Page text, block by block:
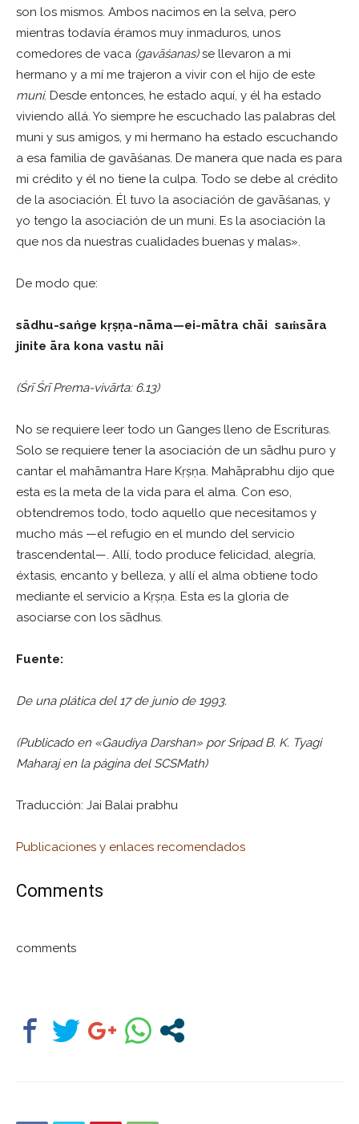
son los mismos. Ambos nacimos en la selva, pero
mientras todavía éramos muy inmaduros, unos
comedores de vaca (gavāśanas)se llevaron a mi
hermano y a mí me trajeron a vivir con el hijo de este
muni. Desde entonces, he estado aquí, y él ha estado
viviendo allá. Yo siempre he escuchado las palabras del
muni y sus amigos, y mi hermano ha estado escuchando
a esa familia de gavāśanas. De manera que nada es para
mi crédito y él no tiene la culpa. Todo se debe al crédito
de la asociación. Él tuvo la asociación de gavāśanas, y
yo tengo la asociación de un muni. Es la asociación la
que nos da nuestras cualidades buenas y malas».
De modo que:
sādhu-saṅge kṛṣṇa-nāma—ei-mātra chāi saṁsāra
jinite āra kona vastu nāi
(Śrī Śrī Prema-vivārta: 6.13)
No se requiere leer todo un Ganges lleno de Escrituras.
Solo se requiere tener la asociación de un sādhu puro y
cantar el mahāmantra Hare Kṛṣṇa. Mahāprabhu dijo que
esta es la meta de la vida para el alma. Con eso,
obtendremos todo, todo aquello que necesitamos y
mucho más —el refugio en el mundo del servicio
trascendental—. Allí, todo produce felicidad, alegría,
éxtasis, encanto y belleza, y allí el alma obtiene todo
mediante el servicio a Kṛṣṇa. Esta es la gloria de
asociarse con los sādhus.
Fuente:
De una plática del 17 de junio de 1993.
(Publicado en «Gaudiya Darshan» por Sripad B. K. Tyagi
Maharaj en la página del SCSMath)
Traducción: Jai Balai prabhu
Publicaciones y enlaces recomendados
Comments
comments